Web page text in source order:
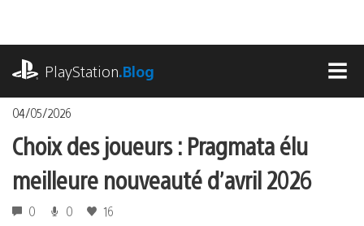
contenu
PlayStation.Blog
04/05/2026
Choix des joueurs : Pragmata élu
meilleure nouveauté d’avril 2026
0 0 16